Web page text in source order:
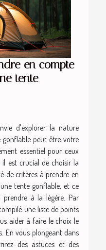
en compte
tente
d'explorer la nature
peut être votre
essentiel pour ceux
est crucial de choisir la
de critères à prendre en
tente gonflable, et ce
à la légère. Par
une liste de points
aider à faire le choix le
En vous plongeant dans
des astuces et des